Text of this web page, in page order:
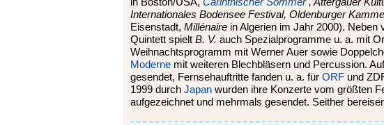
Internationales Bodensee Festival, Oldenburger
Eisenstadt, Millénaire in Algerien im Jahr 2000).
Quintett spielt B. V. auch Spezialprogramme u. a. mit
Weihnachtsprogramm mit Werner Auer sowie
Moderne mit weiteren Blechbläsern und Percussion.
gesendet, Fernsehauftritte fanden u. a. für ORF und
1999 durch Japan wurden ihre Konzerte vom größten
aufgezeichnet und mehrmals gesendet. Seither